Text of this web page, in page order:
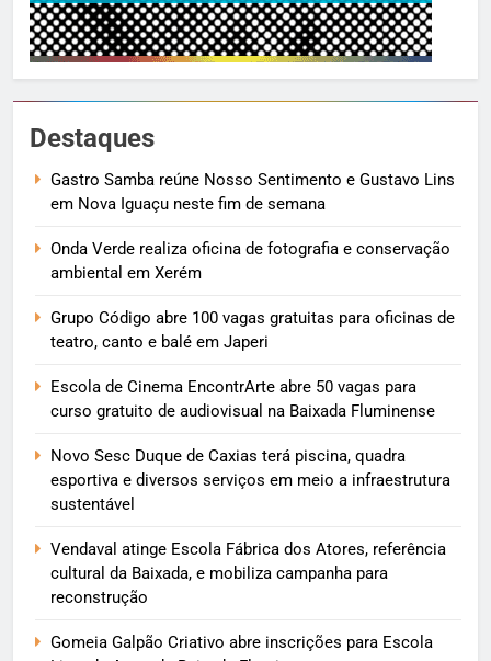
Destaques
Gastro Samba reúne Nosso Sentimento e Gustavo Lins
em Nova Iguaçu neste fim de semana
Onda Verde realiza oficina de fotografia e conservação
ambiental em Xerém
Grupo Código abre 100 vagas gratuitas para oficinas de
teatro, canto e balé em Japeri
Escola de Cinema EncontrArte abre 50 vagas para
curso gratuito de audiovisual na Baixada Fluminense
Novo Sesc Duque de Caxias terá piscina, quadra
esportiva e diversos serviços em meio a infraestrutura
sustentável
Vendaval atinge Escola Fábrica dos Atores, referência
cultural da Baixada, e mobiliza campanha para
reconstrução
Gomeia Galpão Criativo abre inscrições para Escola